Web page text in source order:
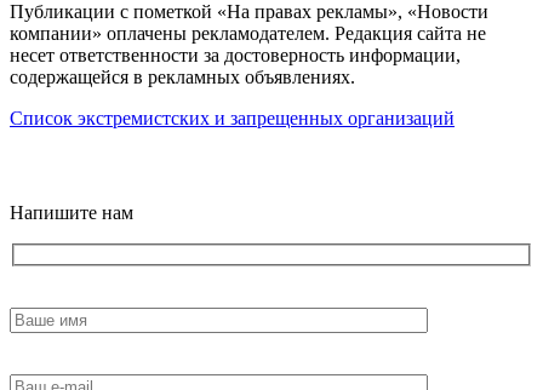
Публикации с пометкой «На правах рекламы», «Новости
компании» оплачены рекламодателем. Редакция сайта не
несет ответственности за достоверность информации,
содержащейся в рекламных объявлениях.
Список экстремистских и запрещенных организаций
Напишите нам